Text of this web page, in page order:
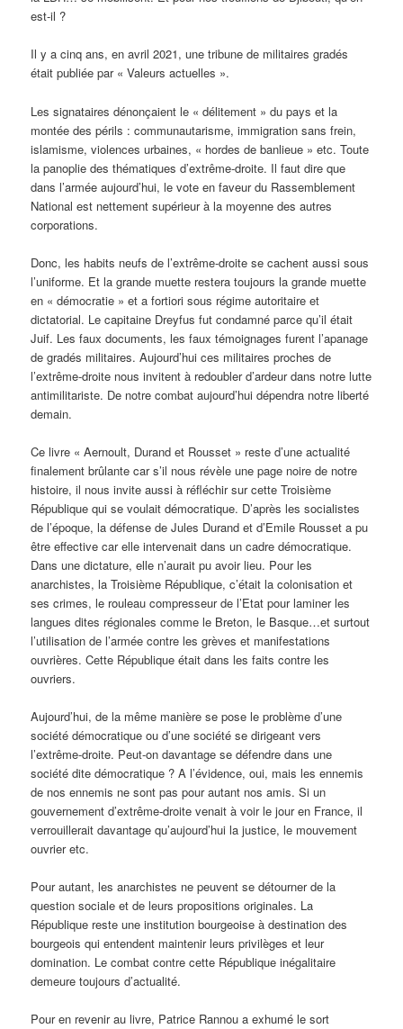
est-il ?
Il y a cinq ans, en avril 2021, une tribune de militaires gradés
était publiée par « Valeurs actuelles ».
Les signataires dénonçaient le « délitement » du pays et la
montée des périls : communautarisme, immigration sans frein,
islamisme, violences urbaines, « hordes de banlieue » etc. Toute
la panoplie des thématiques d’extrême-droite. Il faut dire que
dans l’armée aujourd’hui, le vote en faveur du Rassemblement
National est nettement supérieur à la moyenne des autres
corporations.
Donc, les habits neufs de l’extrême-droite se cachent aussi sous
l’uniforme. Et la grande muette restera toujours la grande muette
en « démocratie » et a fortiori sous régime autoritaire et
dictatorial. Le capitaine Dreyfus fut condamné parce qu’il était
Juif. Les faux documents, les faux témoignages furent l’apanage
de gradés militaires. Aujourd’hui ces militaires proches de
l’extrême-droite nous invitent à redoubler d’ardeur dans notre lutte
antimilitariste. De notre combat aujourd’hui dépendra notre liberté
demain.
Ce livre « Aernoult, Durand et Rousset » reste d’une actualité
finalement brûlante car s’il nous révèle une page noire de notre
histoire, il nous invite aussi à réfléchir sur cette Troisième
République qui se voulait démocratique. D’après les socialistes
de l’époque, la défense de Jules Durand et d’Emile Rousset a pu
être effective car elle intervenait dans un cadre démocratique.
Dans une dictature, elle n’aurait pu avoir lieu. Pour les
anarchistes, la Troisième République, c’était la colonisation et
ses crimes, le rouleau compresseur de l’Etat pour laminer les
langues dites régionales comme le Breton, le Basque…et surtout
l’utilisation de l’armée contre les grèves et manifestations
ouvrières. Cette République était dans les faits contre les
ouvriers.
Aujourd’hui, de la même manière se pose le problème d’une
société démocratique ou d’une société se dirigeant vers
l’extrême-droite. Peut-on davantage se défendre dans une
société dite démocratique ? A l’évidence, oui, mais les ennemis
de nos ennemis ne sont pas pour autant nos amis. Si un
gouvernement d’extrême-droite venait à voir le jour en France, il
verrouillerait davantage qu’aujourd’hui la justice, le mouvement
ouvrier etc.
Pour autant, les anarchistes ne peuvent se détourner de la
question sociale et de leurs propositions originales. La
République reste une institution bourgeoise à destination des
bourgeois qui entendent maintenir leurs privilèges et leur
domination. Le combat contre cette République inégalitaire
demeure toujours d’actualité.
Pour en revenir au livre, Patrice Rannou a exhumé le sort